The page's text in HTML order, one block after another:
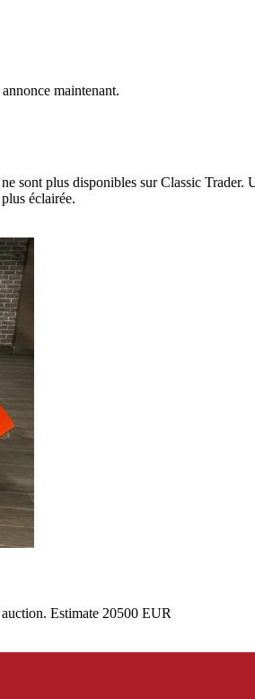
maintenant.
sont plus disponibles sur Classic
éclairée.
Estimate 20500 EUR